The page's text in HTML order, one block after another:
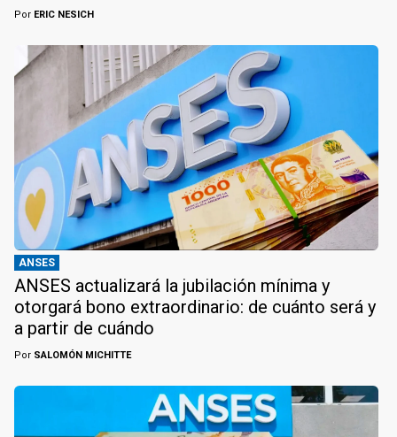
Por ERIC NESICH
ANSES
ANSES actualizará la jubilación mínima y
otorgará bono extraordinario: de cuánto será y
a partir de cuándo
Por SALOMÓN MICHITTE